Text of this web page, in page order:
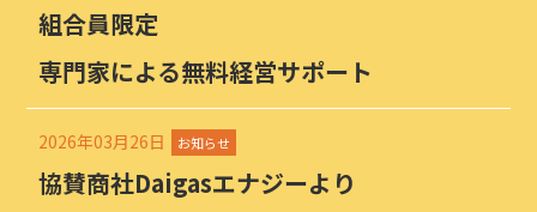
組合員限定
専門家による無料経営サポート
2026年03月26日 お知らせ
協賛商社Daigasエナジーより